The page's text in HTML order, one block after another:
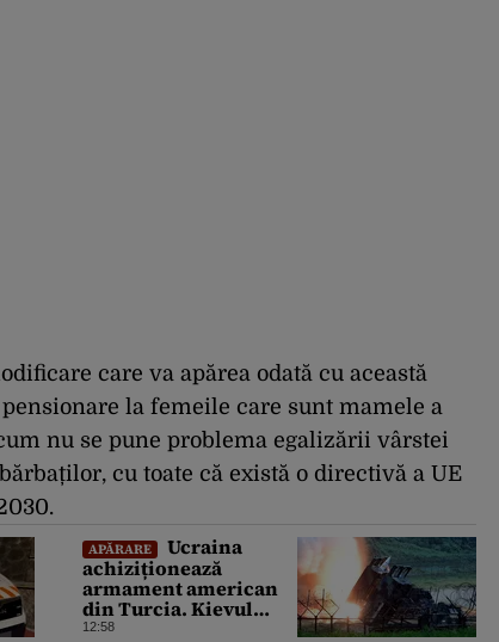
care va apărea odată cu această
la femeile care sunt mamele a
nu se pune problema egalizării vârstei
cu toate că există o directivă a UE
APĂRARE
Ucraina
achiziționează
armament american
din Turcia. Kievul
primește 70 de rachete
12:58